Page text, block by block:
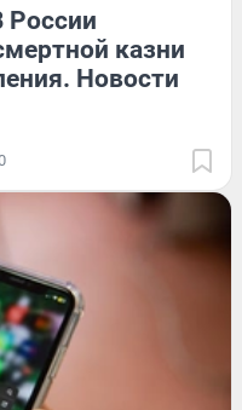
России
казни
Новости